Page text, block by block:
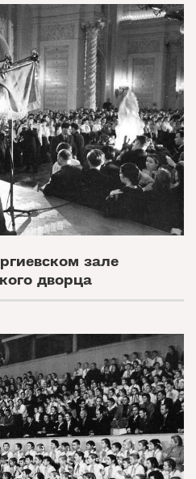
зале
дворца